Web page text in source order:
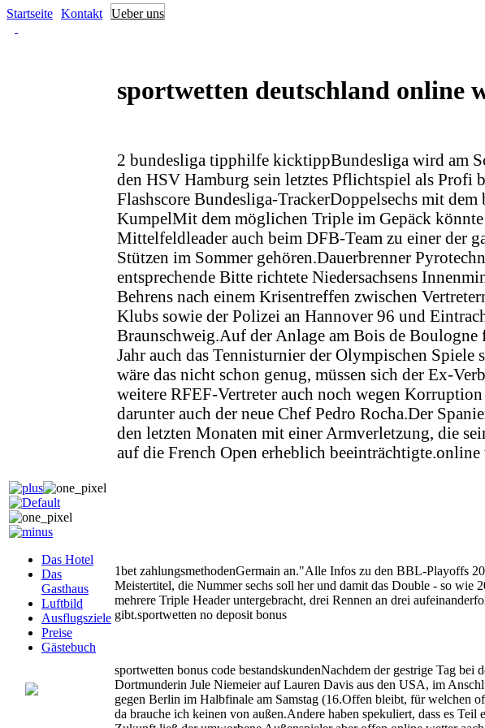
Startseite Kontakt Ueber uns
Das Hotel
Das
Gasthaus
Luftbild
Ausflugsziele
Preise
Gästebuch
sportwetten deutschland online
2 bundesliga tipphilfe kicktippBundesliga wird am
den HSV Hamburg sein letztes Pflichtspiel als Profi
Flashscore Bundesliga-TrackerDoppelsechs mit dem
KumpelMit dem möglichen Triple im Gepäck könnte
Mittelfeldleader auch beim DFB-Team zu einer der
Stützen im Sommer gehören.Dauerbrenner
entsprechende Bitte richtete Niedersachsens
Behrens nach einem Krisentreffen zwischen
Klubs sowie der Polizei an Hannover 96 und
Braunschweig.Auf der Anlage am Bois de Boulogne
Jahr auch das Tennisturnier der Olympischen Spiele
wäre das nicht schon genug, müssen sich der Ex-
weitere RFEF-Vertreter auch noch wegen
darunter auch der neue Chef Pedro Rocha.Der
den letzten Monaten mit einer Armverletzung, die
auf die French Open erheblich beeinträchtigte.online
1bet zahlungsmethodenGermain an."Alle Infos zu den BBL-Playoffs
Meistertitel, die Nummer sechs soll her und damit das Double - so wie
mehrere Triple Header untergebracht, drei Rennen an drei
gibt.sportwetten no deposit bonus
sportwetten bonus code bestandskundenNachdem der gestrige Tag
Dortmunderin Jule Niemeier auf Lauren Davis aus den USA, im
gegen Berlin im Halbfinale am Samstag (16.Offen bleibt, für welchen
da brauche ich keinen von außen.Andere haben spekuliert, dass es